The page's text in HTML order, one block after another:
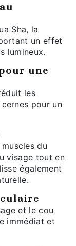
un effet
lumineux.
pour un
du
visage tout en
également
immédiat et